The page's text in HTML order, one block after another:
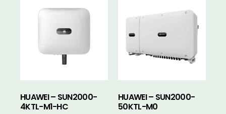
HUAWEI – SUN2000-
4KTL-M1-HC
HUAWEI – SUN2000-
50KTL-M0